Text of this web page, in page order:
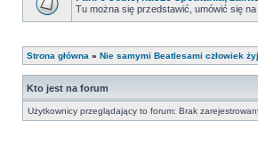
Tu można się przedstawić, umówić się na
Strona główna » Nie samymi Beatlesami człowiek
Kto jest na forum
Użytkownicy przeglądający to forum: Brak